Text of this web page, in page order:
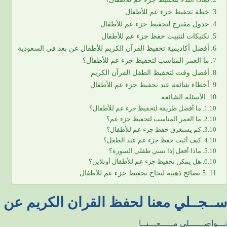
خطة تحفيظ جزء عم للأطفال
جدول مقترح لتحفيظ جزء عم للأطفال
تكتيكات لتثبيت حفظ جزء عم للأطفال
أفضل أكاديمية تحفيظ القرآن الكريم للأطفال عن بعد في السعودية
ما العمر المناسب لتحفيظ جزء عم للأطفال؟
أفضل وقت لتحفيظ الطفل القرآن الكريم
أخطاء شائعة عند تحفيظ جزء عم للأطفال
الأسئلة الشائعة
ما أفضل طريقة لتحفيظ جزء عم للأطفال؟
ما العمر المناسب لتحفيظ جزء عم؟
كم يستغرق حفظ جزء عم للأطفال؟
كيف أثبت حفظ جزء عم عند الطفل؟
ماذا أفعل إذا نسي طفلي السورة؟
هل يمكن تحفيظ جزء عم للأطفال أونلاين؟
5 نصائح ذهبية لنجاح تحفيظ جزء عم للأطفال
ســجــلي معنا لحفظ القران الكريم عن
تـــواصــــــلي مـــــعـــنــا